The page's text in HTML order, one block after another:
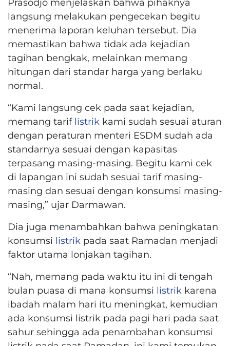
langsung melakukan pengecekan begitu
menerima laporan keluhan tersebut. Dia
memastikan bahwa tidak ada kejadian
tagihan bengkak, melainkan memang
hitungan dari standar harga yang berlaku
normal.
“Kami langsung cek pada saat kejadian,
memang tarif listrik kami sudah sesuai aturan
dengan peraturan menteri ESDM sudah ada
standarnya sesuai dengan kapasitas
terpasang masing-masing. Begitu kami cek
di lapangan ini sudah sesuai tarif masing-
masing dan sesuai dengan konsumsi masing-
masing,” ujar Darmawan.
Dia juga menambahkan bahwa peningkatan
konsumsi listrik pada saat Ramadan menjadi
faktor utama lonjakan tagihan.
“Nah, memang pada waktu itu ini di tengah
bulan puasa di mana konsumsi listrik karena
ibadah malam hari itu meningkat, kemudian
ada konsumsi listrik pada pagi hari pada saat
sahur sehingga ada penambahan konsumsi